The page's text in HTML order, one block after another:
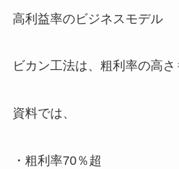
高利益率のビジネスモデル
ビカン工法は、粗利率の高さ
資料では、
・粗利率70％超